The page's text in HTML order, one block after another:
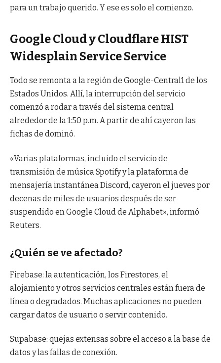
para un trabajo querido. Y ese es solo el comienzo.
Google Cloud y Cloudflare HIST
Widesplain Service Service
Todo se remonta a la región de Google-Central1 de los
Estados Unidos. Allí, la interrupción del servicio
comenzó a rodar a través del sistema central
alrededor de la 1:50 p.m. A partir de ahí cayeron las
fichas de dominó.
«Varias plataformas, incluido el servicio de
transmisión de música Spotify y la plataforma de
mensajería instantánea Discord, cayeron el jueves por
decenas de miles de usuarios después de ser
suspendido en Google Cloud de Alphabet», informó
Reuters.
¿Quién se ve afectado?
Firebase: la autenticación, los Firestores, el
alojamiento y otros servicios centrales están fuera de
línea o degradados. Muchas aplicaciones no pueden
cargar datos de usuario o servir contenido.
Supabase: quejas extensas sobre el acceso a la base de
datos y las fallas de conexión.